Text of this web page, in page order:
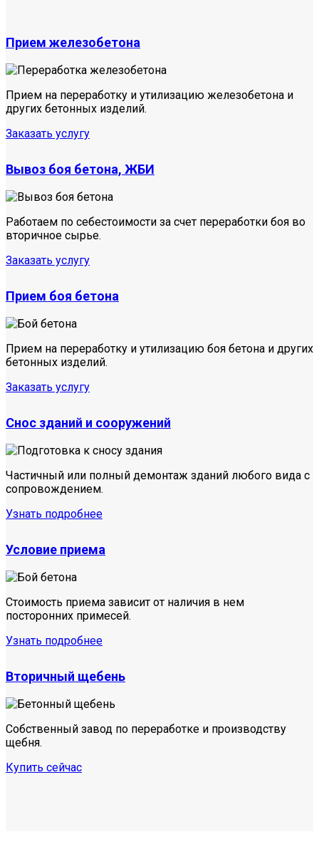
Прием железобетона
Прием на переработку и утилизацию железобетона и
других бетонных изделий.
Заказать услугу
Вывоз боя бетона, ЖБИ
Работаем по себестоимости за счет переработки боя во
вторичное сырье.
Заказать услугу
Прием боя бетона
Прием на переработку и утилизацию боя бетона и других
бетонных изделий.
Заказать услугу
Снос зданий и сооружений
Частичный или полный демонтаж зданий любого вида с
сопровождением.
Узнать подробнее
Условие приема
Стоимость приема зависит от наличия в нем
посторонних примесей.
Узнать подробнее
Вторичный щебень
Собственный завод по переработке и производству
щебня.
Купить сейчас